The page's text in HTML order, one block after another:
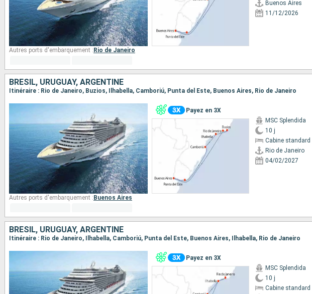
Buenos Aires
11/12/2026
Autres ports d'embarquement : Rio de Janeiro
BRÉSIL, URUGUAY, ARGENTINE
Itinéraire : Rio de Janeiro, Buzios, Ilhabella, Camboriú, Punta del Este, Buenos Aires, Rio de Janeiro
Payez en 3X
MSC Splendida
10 j
Cabine standard
Rio de Janeiro
04/02/2027
Autres ports d'embarquement : Buenos Aires
BRÉSIL, URUGUAY, ARGENTINE
Itinéraire : Rio de Janeiro, Ilhabella, Camboriú, Punta del Este, Buenos Aires, Ilhabella, Rio de Janeiro
Payez en 3X
MSC Splendida
10 j
Cabine standard